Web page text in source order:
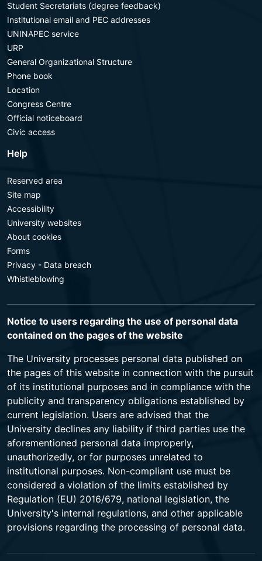
Student Secretariats (degree feedback)
Institutional email and PEC addresses
UNINAPEC service
URP
General Organizational Structure
Phone book
Location
Congress Centre
Official noticeboard
Civic access
Help
Reserved area
Site map
Accessibility
University websites
About cookies
Forms
Privacy - Data breach
Whistleblowing
Notice to users regarding the use of personal data
contained on the pages of the website
The University processes personal data published on
the pages of this website in connection with the pursuit
of its institutional purposes and in compliance with the
publicity and transparency obligations established by
current legislation. Users are advised that the
University declines any liability if third parties use the
aforementioned personal data improperly,
unauthorizedly, or for purposes unrelated to
institutional purposes. Non-compliant use must be
considered a violation of the limits established by
Regulation (EU) 2016/679, national legislation, the
University's internal regulations, and other applicable
provisions regarding the processing of personal data.